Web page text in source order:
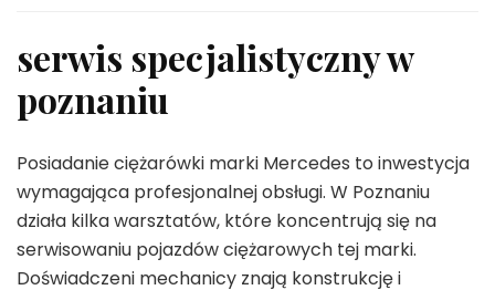
serwis specjalistyczny w
poznaniu
Posiadanie ciężarówki marki Mercedes to inwestycja
wymagająca profesjonalnej obsługi. W Poznaniu
działa kilka warsztatów, które koncentrują się na
serwisowaniu pojazdów ciężarowych tej marki.
Doświadczeni mechanicy znają konstrukcję i